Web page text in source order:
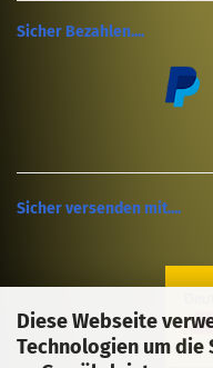
Diese Webseite
Technologien um
Sicher Bezahlen....
Sicher versenden mit....